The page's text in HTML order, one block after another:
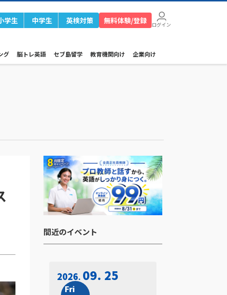
学生 中学生 英検対策 無料体験/登録 ログイン
グ 脳トレ英語 セブ島留学 教育機関向け 企業向け
間近のイベント​
2026 09. 25
Fri